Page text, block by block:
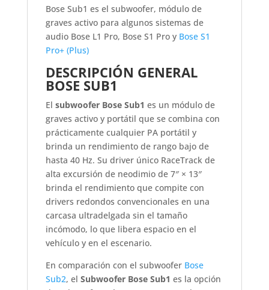
Bose Sub1 es el subwoofer, módulo de
graves activo para algunos sistemas de
audio Bose L1 Pro, Bose S1 Pro y Bose S1
Pro+ (Plus)
DESCRIPCIÓN GENERAL
BOSE SUB1
El subwoofer Bose Sub1 es un módulo de
graves activo y portátil que se combina con
prácticamente cualquier PA portátil y
brinda un rendimiento de rango bajo de
hasta 40 Hz. Su driver único RaceTrack de
alta excursión de neodimio de 7″ × 13″
brinda el rendimiento que compite con
drivers redondos convencionales en una
carcasa ultradelgada sin el tamaño
incómodo, lo que libera espacio en el
vehículo y en el escenario.
En comparación con el subwoofer Bose
Sub2, el Subwoofer Bose Sub1 es la opción